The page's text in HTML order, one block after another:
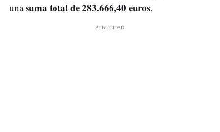
unasuma total de 283.666,40 euros.